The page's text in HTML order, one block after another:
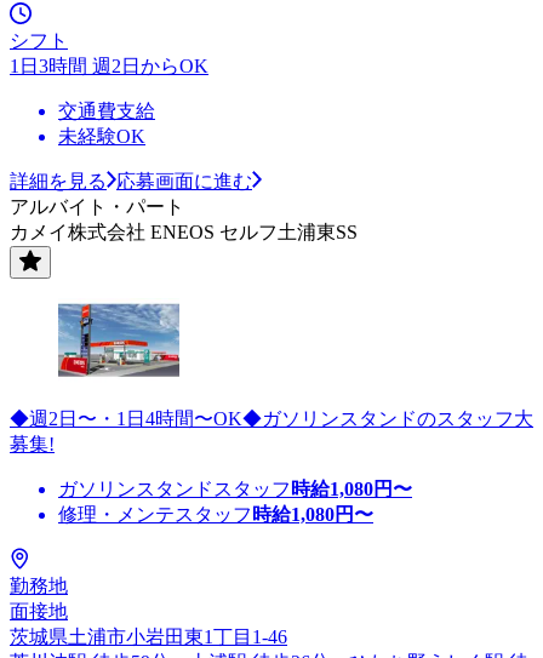
シフト
1日3時間 週2日からOK
交通費支給
未経験OK
詳細を見る
応募画面に進む
アルバイト・パート
カメイ株式会社 ENEOS セルフ土浦東SS
◆週2日〜・1日4時間〜OK◆ガソリンスタンドのスタッフ大
募集!
ガソリンスタンドスタッフ 時給1,080円〜
修理・メンテスタッフ 時給1,080円〜
勤務地
面接地
茨城県土浦市小岩田東1丁目1-46